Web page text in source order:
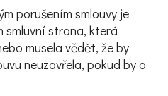
porušením smlouvy je
smluvní strana, která
musela vědět, že by
neuzavřela, pokud by o